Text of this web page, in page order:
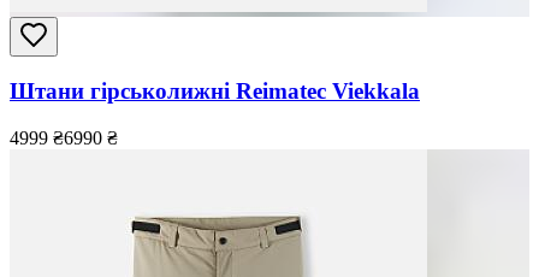
Штани гірськолижні Reimatec Viekkala
4999 ₴6990 ₴